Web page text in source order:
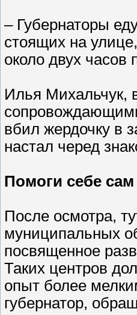
– Губернаторы
стоящих на
около двух часов
Илья Михальчук,
вбил жердочку в
настал черед
Помоги себе сам
После осмотра,
муниципальных
посвященное
Таких центров
опыт более
губернатор,